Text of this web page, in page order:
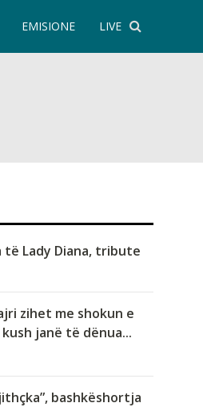
LIVE
EMISIONE
të Lady Diana, tribute
zihet me shokun e
janë të dënua...
bashkëshortja